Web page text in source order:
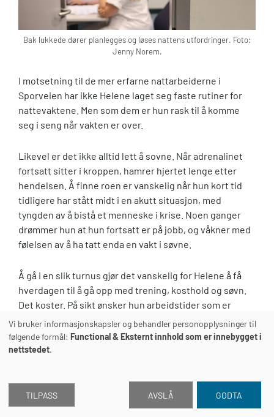
Bak lukkede dører planlegges og løses nattens utfordringer. Foto:
Jenny Norem.
I motsetning til de mer erfarne nattarbeiderne i
Sporveien har ikke Helene laget seg faste rutiner for
nattevaktene. Men som dem er hun rask til å komme
seg i seng når vakten er over.
Likevel er det ikke alltid lett å sovne. Når adrenalinet
fortsatt sitter i kroppen, hamrer hjertet lenge etter
hendelsen. Å finne roen er vanskelig når hun kort tid
tidligere har stått midt i en akutt situasjon, med
tyngden av å bistå et menneske i krise. Noen ganger
drømmer hun at hun fortsatt er på jobb, og våkner med
følelsen av å ha tatt enda en vakt i søvne.
Å gå i en slik turnus gjør det vanskelig for Helene å få
hverdagen til å gå opp med trening, kosthold og søvn.
Det koster. På sikt ønsker hun arbeidstider som er
bedre for helsen. Men nå som hun er ung, opplever hun
at den gode erfaringen hun får her, er verdt strevet.
Vi bruker informasjonskapsler og behandler personopplysninger til
følgende formål: Functional & Eksternt innhold som er innebygget i
nettstedet.
TILPASS AVSLÅ GODTA